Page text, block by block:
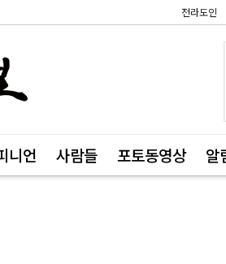
전라도인
니언 사람들 포토동영상 알